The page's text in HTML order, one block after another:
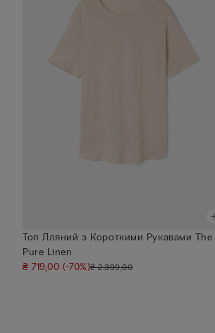
Топ Лляний з Короткими Рукавами The
Pure Linen
₴ 719,00(-70%)₴ 2.399,00